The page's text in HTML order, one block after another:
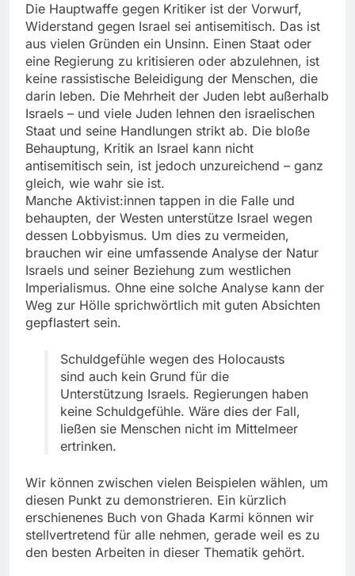
Die Hauptwaffe gegen Kritiker ist der Vorwurf,
Widerstand gegen Israel sei antisemitisch. Das ist
aus vielen Gründen ein Unsinn. Einen Staat oder
eine Regierung zu kritisieren oder abzulehnen, ist
keine rassistische Beleidigung der Menschen, die
darin leben. Die Mehrheit der Juden lebt außerhalb
Israels – und viele Juden lehnen den israelischen
Staat und seine Handlungen strikt ab. Die bloße
Behauptung, Kritik an Israel kann nicht
antisemitisch sein, ist jedoch unzureichend – ganz
gleich, wie wahr sie ist.
Manche Aktivist:innen tappen in die Falle und
behaupten, der Westen unterstütze Israel wegen
dessen Lobbyismus. Um dies zu vermeiden,
brauchen wir eine umfassende Analyse der Natur
Israels und seiner Beziehung zum westlichen
Imperialismus. Ohne eine solche Analyse kann der
Weg zur Hölle sprichwörtlich mit guten Absichten
gepflastert sein.
Schuldgefühle wegen des Holocausts
sind auch kein Grund für die
Unterstützung Israels. Regierungen haben
keine Schuldgefühle. Wäre dies der Fall,
ließen sie Menschen nicht im Mittelmeer
ertrinken.
Wir können zwischen vielen Beispielen wählen, um
diesen Punkt zu demonstrieren. Ein kürzlich
erschienenes Buch von Ghada Karmi können wir
stellvertretend für alle nehmen, gerade weil es zu
den besten Arbeiten in dieser Thematik gehört.